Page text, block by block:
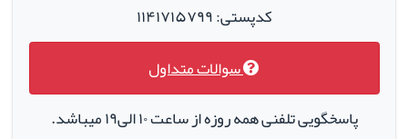
کدپستی: ۱۱۴۱۷۱۵۷۹۹
سوالات متداول
پاسخگویی تلفنی همه روزه از ساعت ۱۰ الی۱۹ میباشد.